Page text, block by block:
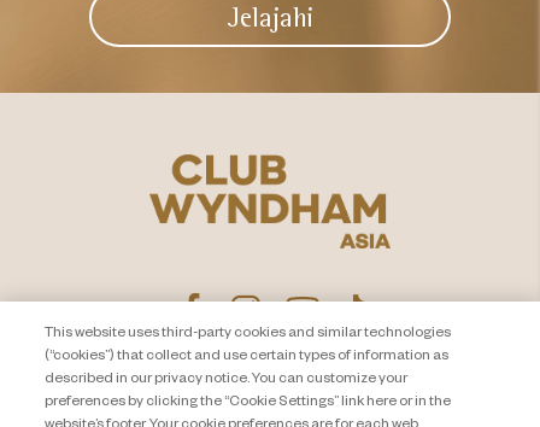
Jelajahi
PEMBERITAHUAN PRIVASI
Hubungi Kami
This website uses third-party cookies and similar technologies
(“cookies”) that collect and use certain types of information as
described in our privacy notice. You can customize your
preferences by clicking the “Cookie Settings” link here or in the
website’s footer. Your cookie preferences are for each web